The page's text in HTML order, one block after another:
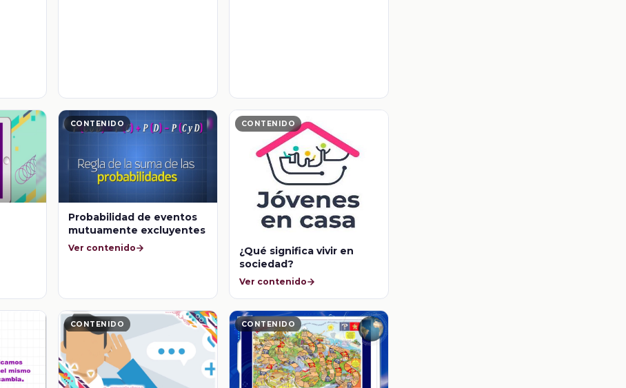
CONTENIDO
Probabilidad de eventos
mutuamente excluyentes
Ver contenido
CONTENIDO
¿Qué significa vivir en
sociedad?
Ver contenido
CONTENIDO CONTENIDO